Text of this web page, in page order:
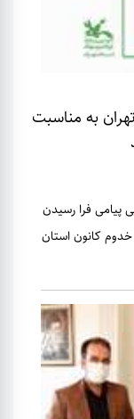
به مناسبت
پیامی فرا رسیدن
خدوم کانون استان